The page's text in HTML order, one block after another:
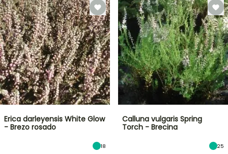
Erica darleyensis White Glow
- Brezo rosado
18
Calluna vulgaris Spring
Torch - Brecina
25